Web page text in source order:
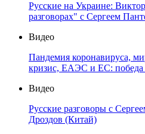
Русские на Украине:
разговорах" с Сергеем
Видео
Пандемия коронавируса,
кризис, ЕАЭС и ЕС: победа
Видео
Русские разговоры с
Дроздов (Китай)